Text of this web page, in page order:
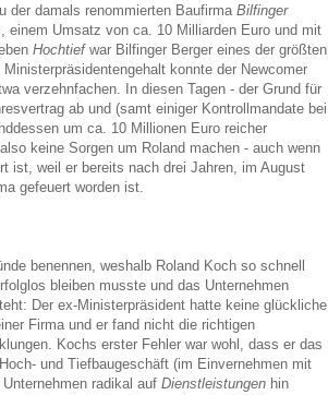
der damals renommierten Baufirma Bilfinger
Umsatz von ca. 10 Milliarden Euro und mit
Hochtief war Bilfinger Berger eines der größten
konnte der Newcomer
verzehnfachen. In diesen Tagen - der Grund für
ab und (samt einiger Kontrollmandate bei
um ca. 10 Millionen Euro reicher
keine Sorgen um Roland machen - auch wenn
ist, weil er bereits nach drei Jahren, im August
gefeuert worden ist.
benennen, weshalb Roland Koch so schnell
bleiben musste und das Unternehmen
Der ex-Ministerpräsident hatte keine glückliche
Firma und er fand nicht die richtigen
Kochs erster Fehler war wohl, dass er das
und Tiefbaugeschäft (im Einvernehmen mit
radikal auf Dienstleistungen hin